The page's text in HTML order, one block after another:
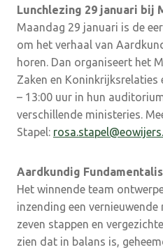
Lunchlezing 29 januari bij
Maandag 29 januari is de
om het verhaal van
horen. Dan organiseert het
Zaken en Koninkrijksrelaties
– 13:00 uur in hun
verschillende ministeries.
Stapel:
Aardkundig
Het winnende team
inzending een
zeven stappen en
zien dat in balans is,